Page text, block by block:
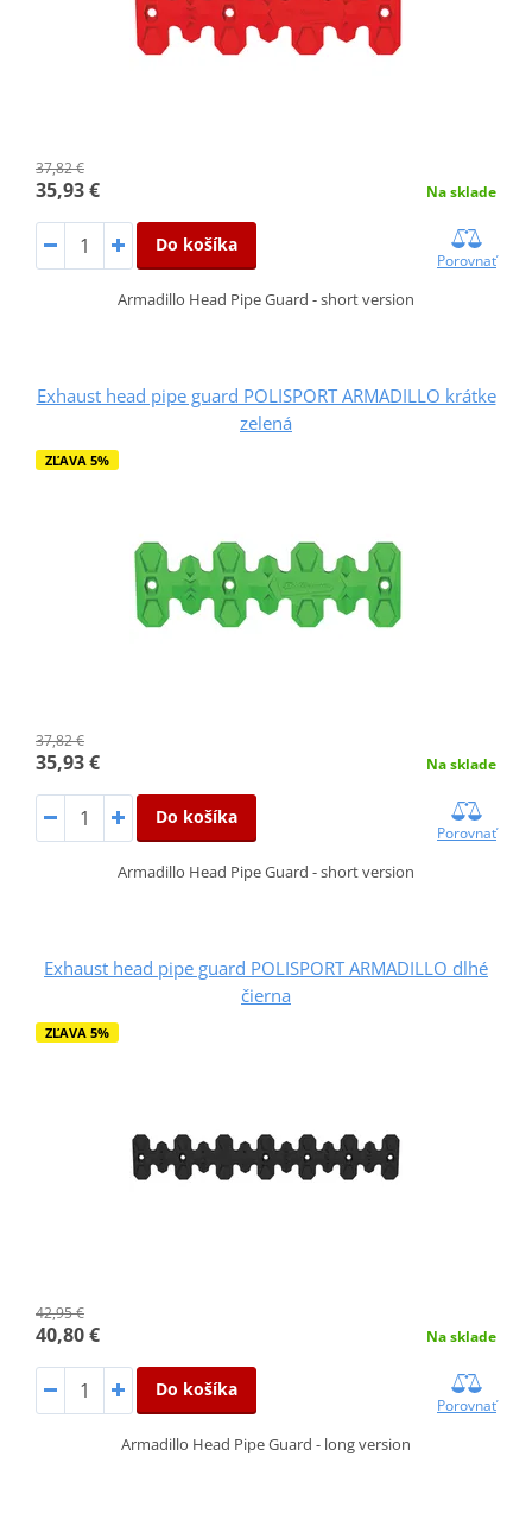
37,82 €
35,93 € Na sklade
Do košíka
Porovnať
Armadillo Head Pipe Guard - short version
Exhaust head pipe guard POLISPORT ARMADILLO krátke
zelená
ZĽAVA 5%
37,82 €
35,93 € Na sklade
Do košíka
Porovnať
Armadillo Head Pipe Guard - short version
Exhaust head pipe guard POLISPORT ARMADILLO dlhé
čierna
ZĽAVA 5%
42,95 €
40,80 € Na sklade
Do košíka
Porovnať
Armadillo Head Pipe Guard - long version